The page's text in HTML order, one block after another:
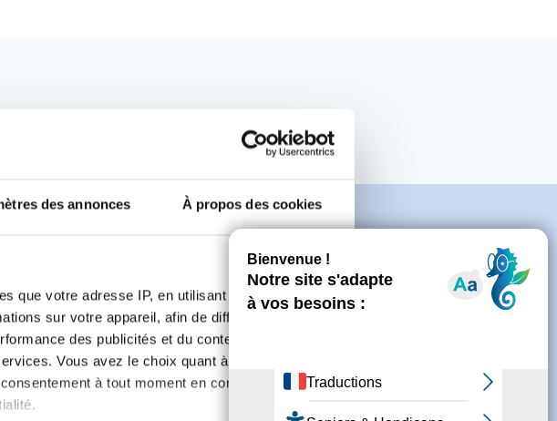
des annonces À propos des cookies
que votre adresse IP, en utilisant des
sur votre appareil, afin de diffuser des
des publicités et du contenu, ainsi que de
Vous avez le choix quant à l'utilisation de
à tout moment en consultant la
besoin de vous connecter ou de créer un compte.